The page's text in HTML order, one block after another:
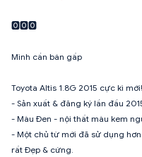
🅾️🅾️🅾️
Mình cần bán gấp
Toyota Altis 1.8G 2015 cực kì mới!
- Sản xuất & đăng ký lần đầu
- Màu Đen - nội thất màu kem
- Một chủ từ mới đã sử dụng
rất Đẹp & cứng.